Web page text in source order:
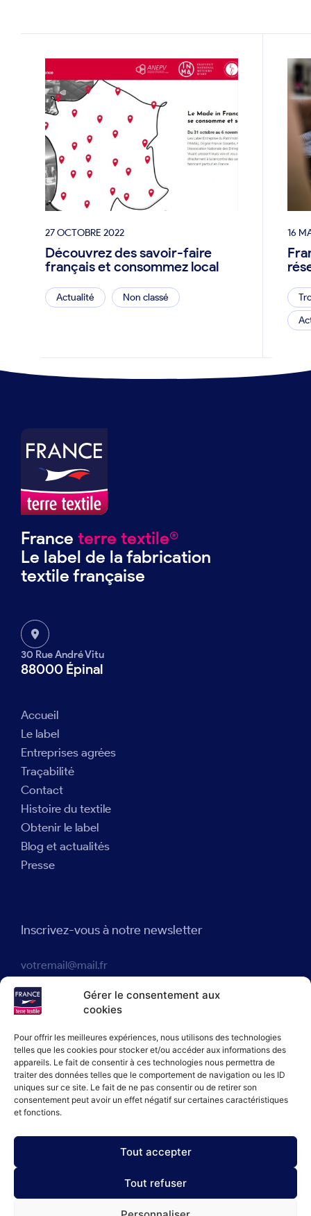
Gérer le consentement aux
cookies
Pour offrir les meilleures expériences, nous utilisons des technologies
telles que les cookies pour stocker et/ou accéder aux informations des
appareils. Le fait de consentir à ces technologies nous permettra de
traiter des données telles que le comportement de navigation ou les ID
uniques sur ce site. Le fait de ne pas consentir ou de retirer son
consentement peut avoir un effet négatif sur certaines caractéristiques
et fonctions.
Tout accepter
Tout refuser
27 OCTOBRE 2022
Découvrez des savoir-faire
français et consommez local
Actualité Non classé
16
France terre textile®
Le label de la fabrication
textile française
30 Rue André Vitu
88000 Épinal
Accueil
Le label
Entreprises agrées
Traçabilité
Contact
Histoire du textile
Obtenir le label
Blog et actualités
Presse
Inscrivez-vous à notre newsletter
J'accepte que France terre textile® enregistre mon adresse
e-mail dans le but de m'envoyer des actualités en accord avec
JE M'INSCRIS
Politique de cookies